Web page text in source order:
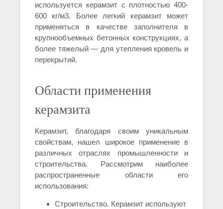
используется керамзит с плотностью 400-
600 кг/м3. Более легкий керамзит может
применяться в качестве заполнителя в
крупнообъемных бетонных конструкциях, а
более тяжелый — для утепления кровель и
перекрытий.
Области применения
керамзита
Керамзит, благодаря своим уникальным
свойствам, нашел широкое применение в
различных отраслях промышленности и
строительства. Рассмотрим наиболее
распространенные области его
использования:
Строительство. Керамзит используют